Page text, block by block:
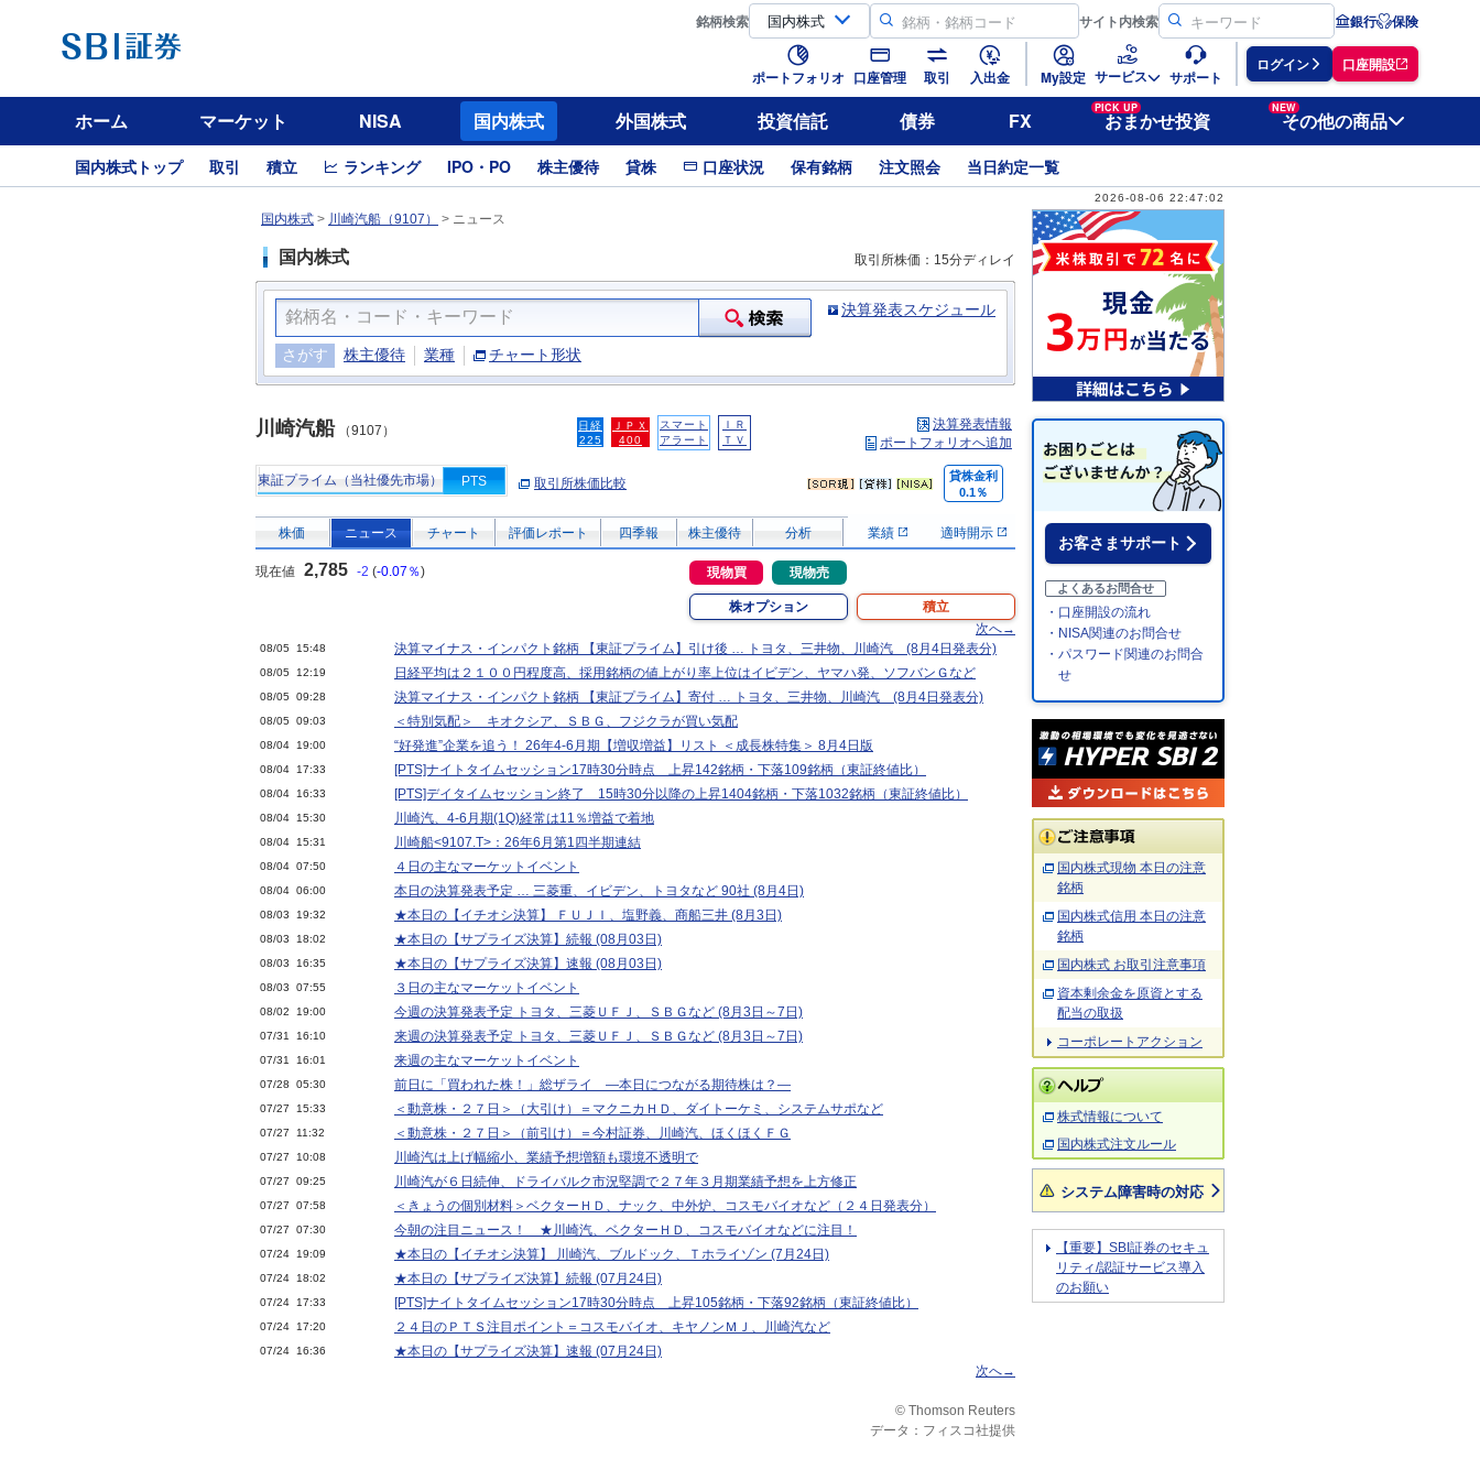
銘柄検索 サイト内検索 銀行 保険
ポートフォリオ 口座管理 取引 入出金 My設定 サービス サポート
ログイン 口座開設
ホーム マーケット NISA 国内株式 外国株式 投資信託 債券 FX
PICK UP
おまかせ投資
NEW
その他の商品
国内株式トップ 取引 積立 ランキング IPO・PO 株主優待 貸株 口座状況 保有銘柄 注文照会 当日約定一覧
2026-08-06 22:47:02
国内株式 > 川崎汽船（9107） > ニュース
国内株式 取引所株価：15分ディレイ
決算発表スケジュール
さがす 株主優待 業種 チャート形状
川崎汽船（9107）
日経
225
ＪＰＸ
400
スマート
アラート
ＩＲ
ＴＶ
決算発表情報
ポートフォリオへ追加
東証プライム（当社優先市場） PTS 取引所株価比較
貸株金利
0.1％
株価 ニュース チャート 評価レポート 四季報 株主優待 分析 業績 適時開示
現在値 2,785 -2 (-0.07％) 現物買 現物売
株オプション
積立
次へ→
08/05 15:48 決算マイナス・インパクト銘柄 【東証プライム】引け後 … トヨタ、三井物、川崎汽 (8月4日発表分)
08/05 12:19 日経平均は２１００円程度高、採用銘柄の値上がり率上位はイビデン、ヤマハ発、ソフバンＧなど
08/05 09:28 決算マイナス・インパクト銘柄 【東証プライム】寄付 … トヨタ、三井物、川崎汽 (8月4日発表分)
08/05 09:03 ＜特別気配＞ キオクシア、ＳＢＧ、フジクラが買い気配
08/04 19:00 “好発進”企業を追う！ 26年4-6月期【増収増益】リスト ＜成長株特集＞ 8月4日版
08/04 17:33 [PTS]ナイトタイムセッション17時30分時点 上昇142銘柄・下落109銘柄（東証終値比）
08/04 16:33 [PTS]デイタイムセッション終了 15時30分以降の上昇1404銘柄・下落1032銘柄（東証終値比）
08/04 15:30 川崎汽、4-6月期(1Q)経常は11％増益で着地
08/04 15:31 川崎船<9107.T>：26年6月第1四半期連結
08/04 07:50 ４日の主なマーケットイベント
08/04 06:00 本日の決算発表予定 … 三菱重、イビデン、トヨタなど 90社 (8月4日)
08/03 19:32 ★本日の【イチオシ決算】 ＦＵＪＩ、塩野義、商船三井 (8月3日)
08/03 18:02 ★本日の【サプライズ決算】続報 (08月03日)
08/03 16:35 ★本日の【サプライズ決算】速報 (08月03日)
08/03 07:55 ３日の主なマーケットイベント
08/02 19:00 今週の決算発表予定 トヨタ、三菱ＵＦＪ、ＳＢＧなど (8月3日～7日)
07/31 16:10 来週の決算発表予定 トヨタ、三菱ＵＦＪ、ＳＢＧなど (8月3日～7日)
07/31 16:01 来週の主なマーケットイベント
07/28 05:30 前日に「買われた株！」総ザライ ―本日につながる期待株は？―
07/27 15:33 ＜動意株・２７日＞（大引け）＝マクニカＨＤ、ダイトーケミ、システムサポなど
07/27 11:32 ＜動意株・２７日＞（前引け）＝今村証券、川崎汽、ほくほくＦＧ
07/27 10:08 川崎汽は上げ幅縮小、業績予想増額も環境不透明で
07/27 09:25 川崎汽が６日続伸、ドライバルク市況堅調で２７年３月期業績予想を上方修正
07/27 07:58 ＜きょうの個別材料＞ベクターＨＤ、ナック、中外炉、コスモバイオなど（２４日発表分）
07/27 07:30 今朝の注目ニュース！ ★川崎汽、ベクターＨＤ、コスモバイオなどに注目！
07/24 19:09 ★本日の【イチオシ決算】 川崎汽、ブルドック、Ｔホライゾン (7月24日)
07/24 18:02 ★本日の【サプライズ決算】続報 (07月24日)
07/24 17:33 [PTS]ナイトタイムセッション17時30分時点 上昇105銘柄・下落92銘柄（東証終値比）
07/24 17:20 ２４日のＰＴＳ注目ポイント＝コスモバイオ、キヤノンＭＪ、川崎汽など
07/24 16:36
★本日の【サプライズ決算】速報 (07月24日)
次へ→
© Thomson Reuters
データ：フィスコ社提供
お客さまサポート
よくあるお問合せ
・口座開設の流れ
・NISA関連のお問合せ
・パスワード関連のお問合
せ
国内株式現物 本日の注意
銘柄
国内株式信用 本日の注意
銘柄
国内株式 お取引注意事項
資本剰余金を原資とする
配当の取扱
コーポレートアクション
株式情報について
国内株式注文ルール
システム障害時の対応
【重要】SBI証券のセキュ
リティ/認証サービス導入
のお願い